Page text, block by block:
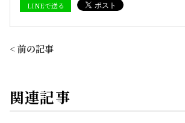
LINEで送る
< 前の記事
関連記事